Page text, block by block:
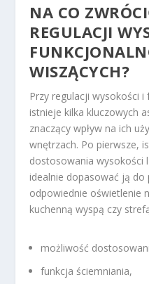
NA CO
REGULACJI
WISZĄCYCH?
Przy regulacji wysokości
istnieje kilka kluczowych
znaczący wpływ na ich
wnętrzach. Po pierwsze,
dostosowania wysokości
idealnie dopasować ją do
odpowiednie oświetlenie
kuchenną wyspą czy
możliwość
funkcja ściemniania,